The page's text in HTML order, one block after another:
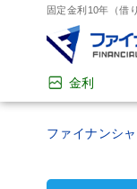
固定金利10年（借
金利
ファイナンシ